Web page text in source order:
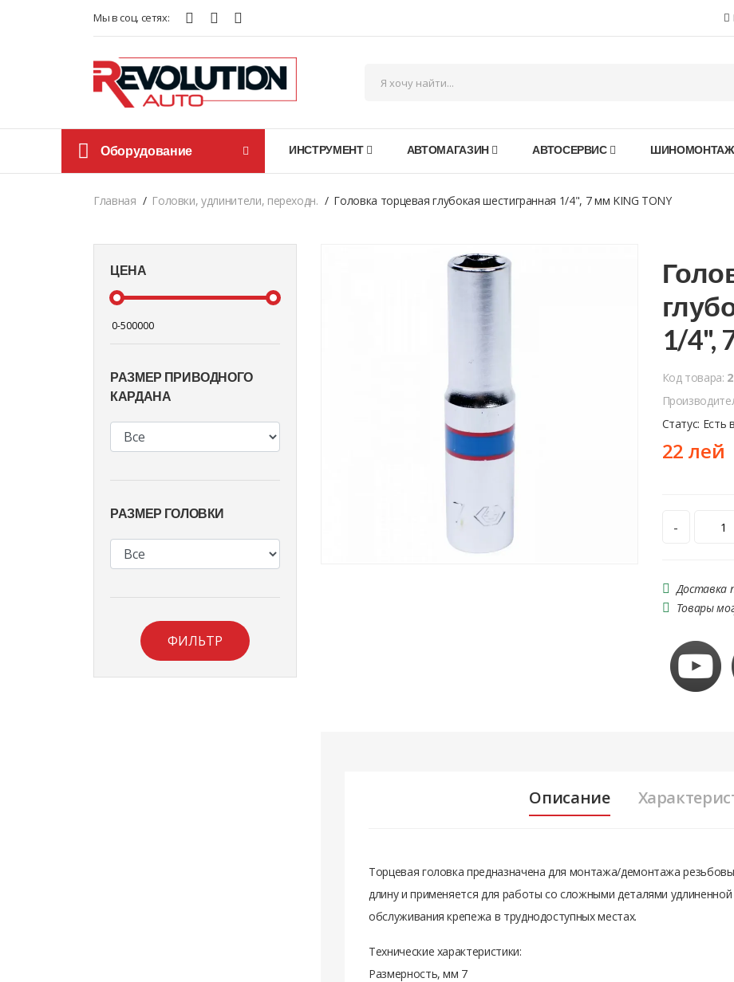
Мы в соц. сетях:
Оборудование ИНСТРУМЕНТ АВТОМАГАЗИН АВТОСЕРВИС ШИНОМОНТАЖ
Главная Головки, удлинители, переходн. Головка торцевая глубокая шестигранная 1/4", 7 мм KING TONY
ЦЕНА
РАЗМЕР ПРИВОДНОГО
КАРДАНА
РАЗМЕР ГОЛОВКИ
ФИЛЬТР
1/4",
Код товара:
Статус: Есть
22 лей
-
Доставка
Товары
Описание
Торцевая головка предназначена для монтажа/демонтажа
длину и применяется для работы со сложными деталями
обслуживания крепежа в труднодоступных местах.
Технические характеристики:
Размерность, мм 7